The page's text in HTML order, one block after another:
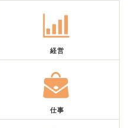
経営
仕事